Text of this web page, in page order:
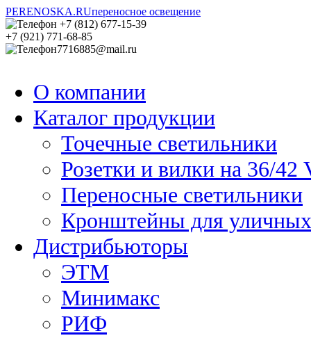
PERENOSKA.RUпереносное освещение
+7 (812) 677-15-39
+7 (921) 771-68-85
7716885@mail.ru
О компании
Каталог продукции
Точечные светильники
Розетки и вилки на 36/42
Переносные светильники
Кронштейны для уличных
Дистрибьюторы
ЭТМ
Минимакс
РИФ